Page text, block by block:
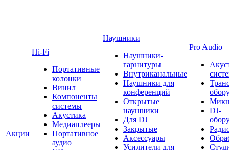
Акции
Hi-Fi
Портативные
колонки
Винил
Компоненты
системы
Акустика
Медиаплееры
Портативное
аудио
Наушники
Наушники-
гарнитуры
Внутриканальные
Наушники для
конференций
Открытые
наушники
Для DJ
Закрытые
Аксессуары
Усилители для
Pro Audio
DJ-